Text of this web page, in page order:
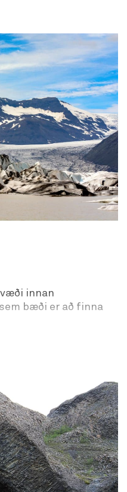
innan
bæði er að finna